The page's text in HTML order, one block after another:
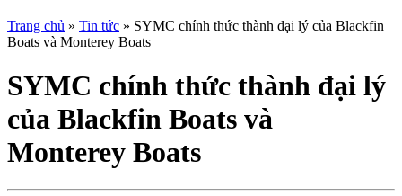
Trang chủ » Tin tức » SYMC chính thức thành đại lý của Blackfin
Boats và Monterey Boats
SYMC chính thức thành đại lý
của Blackfin Boats và
Monterey Boats